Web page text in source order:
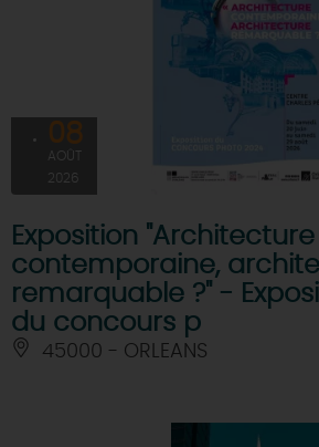
08
AOÛT
2026
Exposition "Architecture
contemporaine,
remarquable ?" -
du concours p
45000 - ORLEANS